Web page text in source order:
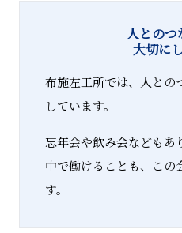
人とのつ
大切に
布施左工所では、人との
しています。
忘年会や飲み会などもあ
中で働けることも、この
す。